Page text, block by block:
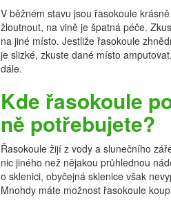
V běžném stavu jsou řasokoule
žloutnout, na vině je špatná péče.
na jiné místo. Jestliže řasokoule
je slizké, zkuste dané místo
dále.
Kde řasokoule
ně potřebujete?
Řasokoule žijí z vody a slunečního
nic jiného než nějakou průhlednou
o sklenici, obyčejná sklenice však
Mnohdy máte možnost řasokoule